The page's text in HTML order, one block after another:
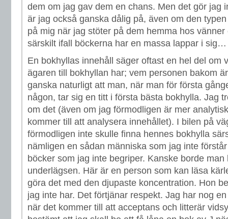
dem om jag gav dem en chans. Men det gör jag
är jag också ganska dålig på, även om den
på mig när jag stöter på dem hemma hos
särskilt ifall böckerna har en massa lappar i sig…
En bokhyllas innehåll säger oftast en hel del om
ägaren till bokhyllan har; vem personen bakom
ganska naturligt att man, när man för första
någon, tar sig en titt i första bästa bokhylla. Jag
om det (även om jag förmodligen är mer
kommer till att analysera innehållet). I bilen på
förmodligen inte skulle finna hennes bokhylla
nämligen en sådan människa som jag inte
böcker som jag inte begriper. Kanske borde man
underlägsen. Här är en person som kan läsa
göra det med den djupaste koncentration. Hon
jag inte har. Det förtjänar respekt. Jag har nog
när det kommer till att acceptans och litterär